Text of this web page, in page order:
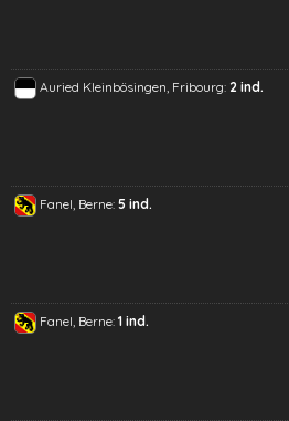
Auried Kleinbösingen, Fribourg: 2 ind.
Fanel, Berne: 5 ind.
Fanel, Berne: 1 ind.